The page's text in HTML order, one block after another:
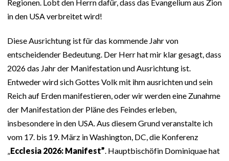
Regionen. Lobt den Herrn dafür, dass das Evangelium aus Zion
in den USA verbreitet wird!
Diese Ausrichtung ist für das kommende Jahr von
entscheidender Bedeutung. Der Herr hat mir klar gesagt, dass
2026 das Jahr der Manifestation und Ausrichtung ist.
Entweder wird sich Gottes Volk mit ihm ausrichten und sein
Reich auf Erden manifestieren, oder wir werden eine Zunahme
der Manifestation der Pläne des Feindes erleben,
insbesondere in den USA. Aus diesem Grund veranstalte ich
vom 17. bis 19. März in Washington, DC, die Konferenz
„Ecclesia 2026: Manifest”. Hauptbischöfin Dominiquae hat